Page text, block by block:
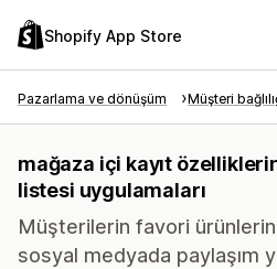
Shopify App Store
Pazarlama ve dönüşüm Müşteri
mağaza içi kayıt
listesi uygulamaları
Müşterilerin favori
sosyal medyada paylaşım